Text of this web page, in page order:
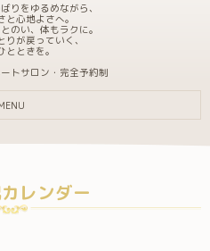
りをゆるめながら、
と心地よさへ。
のい、体もラクに。
りが戻っていく、
とときを。
トサロン・完全予約制
レンダー